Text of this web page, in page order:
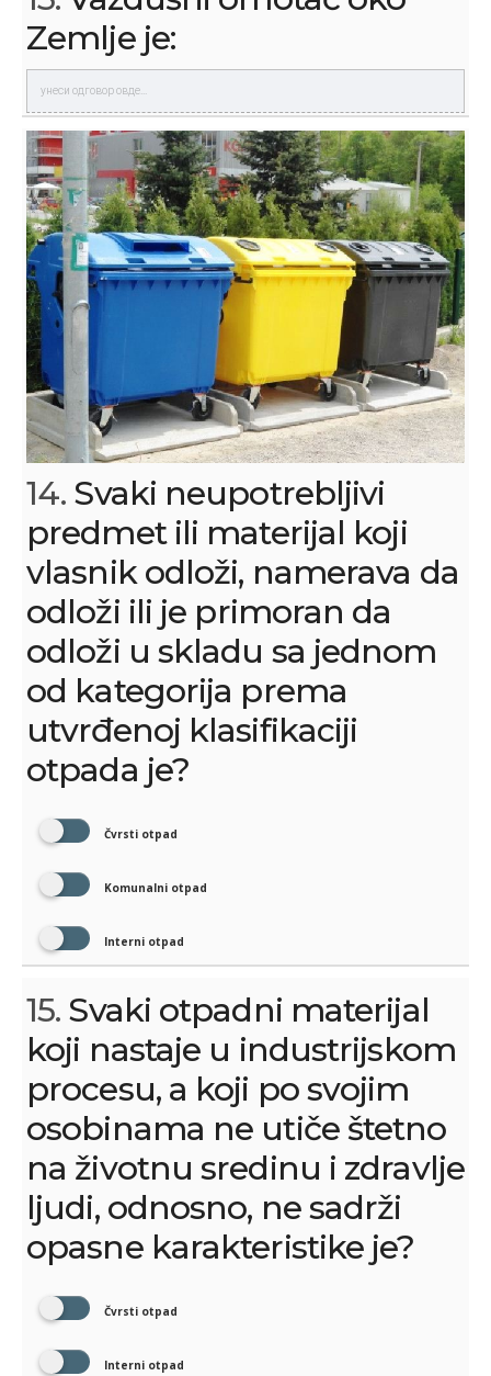
Zemlje je:
14. Svaki neupotrebljivi
predmet ili materijal koji
vlasnik odloži, namerava da
odloži ili je primoran da
odloži u skladu sa jednom
od kategorija prema
utvrđenoj klasifikaciji
otpada je?
Čvrsti otpad
Komunalni otpad
Interni otpad
15. Svaki otpadni materijal
koji nastaje u industrijskom
procesu, a koji po svojim
osobinama ne utiče štetno
na životnu sredinu i zdravlje
ljudi, odnosno, ne sadrži
opasne karakteristike je?
Čvrsti otpad
Interni otpad